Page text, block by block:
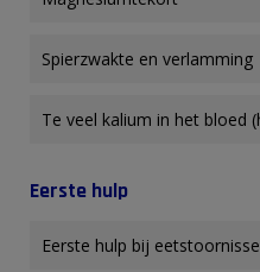
Spierzwakte en verlamming
Te veel kalium in het bloed
Eerste hulp
Eerste hulp bij